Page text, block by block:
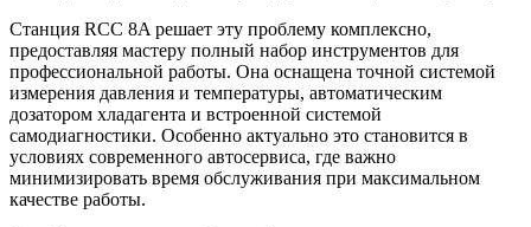
Станция RCC 8A решает эту проблему комплексно,
предоставляя мастеру полный набор инструментов для
профессиональной работы. Она оснащена точной системой
измерения давления и температуры, автоматическим
дозатором хладагента и встроенной системой
самодиагностики. Особенно актуально это становится в
условиях современного автосервиса, где важно
минимизировать время обслуживания при максимальном
качестве работы.